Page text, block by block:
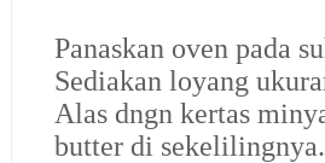
Panaskan oven pada
Sediakan loyang
Alas dngn kertas
butter di sekelilingnya.